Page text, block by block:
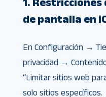
de pantalla en
En Configuración →
privacidad →
“Limitar sitios web
solo sitios específicos.